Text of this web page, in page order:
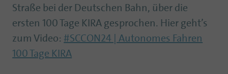
Straße bei der Deutschen Bahn, über die
ersten 100 Tage KIRA gesprochen. Hier geht’s
zum Video: #SCCON24 | Autonomes Fahren
100 Tage KIRA